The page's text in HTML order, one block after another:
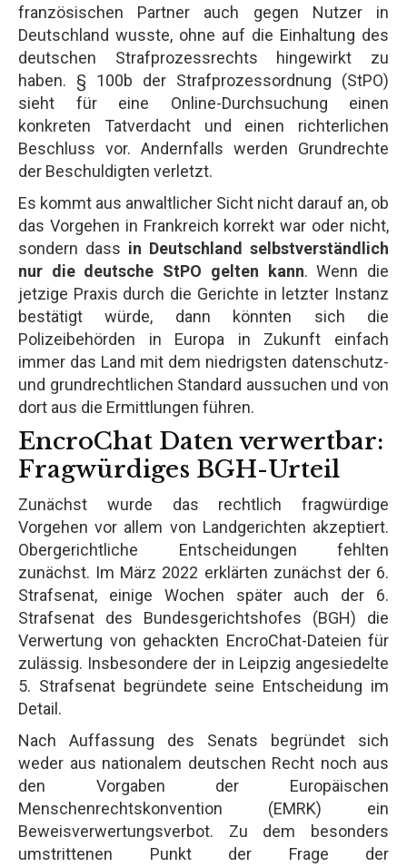
französischen Partner auch gegen Nutzer in
Deutschland wusste, ohne auf die Einhaltung des
deutschen Strafprozessrechts hingewirkt zu
haben. § 100b der Strafprozessordnung (StPO)
sieht für eine Online-Durchsuchung einen
konkreten Tatverdacht und einen richterlichen
Beschluss vor. Andernfalls werden Grundrechte
der Beschuldigten verletzt.
Es kommt aus anwaltlicher Sicht nicht darauf an, ob
das Vorgehen in Frankreich korrekt war oder nicht,
sondern dass in Deutschland selbstverständlich
nur die deutsche StPO gelten kann. Wenn die
jetzige Praxis durch die Gerichte in letzter Instanz
bestätigt würde, dann könnten sich die
Polizeibehörden in Europa in Zukunft einfach
immer das Land mit dem niedrigsten datenschutz-
und grundrechtlichen Standard aussuchen und von
dort aus die Ermittlungen führen.
EncroChat Daten verwertbar:
Fragwürdiges BGH-Urteil
Zunächst wurde das rechtlich fragwürdige
Vorgehen vor allem von Landgerichten akzeptiert.
Obergerichtliche Entscheidungen fehlten
zunächst. Im März 2022 erklärten zunächst der 6.
Strafsenat, einige Wochen später auch der 6.
Strafsenat des Bundesgerichtshofes (BGH) die
Verwertung von gehackten EncroChat-Dateien für
zulässig. Insbesondere der in Leipzig angesiedelte
5. Strafsenat begründete seine Entscheidung im
Detail.
Nach Auffassung des Senats begründet sich
weder aus nationalem deutschen Recht noch aus
den Vorgaben der Europäischen
Menschenrechtskonvention (EMRK) ein
Beweisverwertungsverbot. Zu dem besonders
umstrittenen Punkt der Frage der